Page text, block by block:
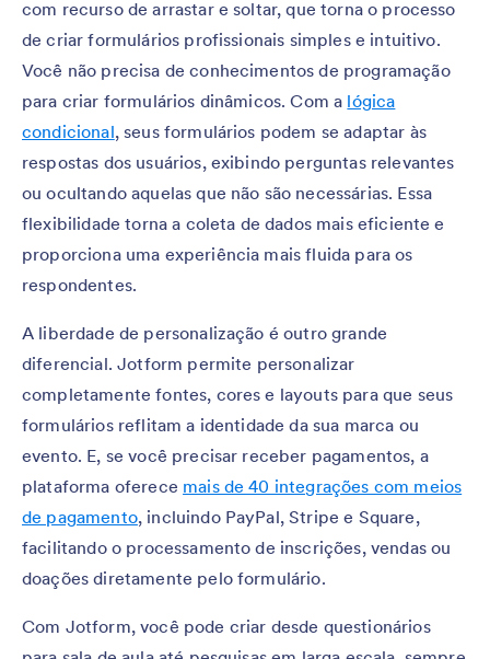
com recurso de arrastar e soltar, que torna o processo
de criar formulários profissionais simples e intuitivo.
Você não precisa de conhecimentos de programação
para criar formulários dinâmicos. Com a lógica
condicional, seus formulários podem se adaptar às
respostas dos usuários, exibindo perguntas relevantes
ou ocultando aquelas que não são necessárias. Essa
flexibilidade torna a coleta de dados mais eficiente e
proporciona uma experiência mais fluida para os
respondentes.
A liberdade de personalização é outro grande
diferencial. Jotform permite personalizar
completamente fontes, cores e layouts para que seus
formulários reflitam a identidade da sua marca ou
evento. E, se você precisar receber pagamentos, a
plataforma oferece mais de 40 integrações com meios
de pagamento, incluindo PayPal, Stripe e Square,
facilitando o processamento de inscrições, vendas ou
doações diretamente pelo formulário.
Com Jotform, você pode criar desde questionários